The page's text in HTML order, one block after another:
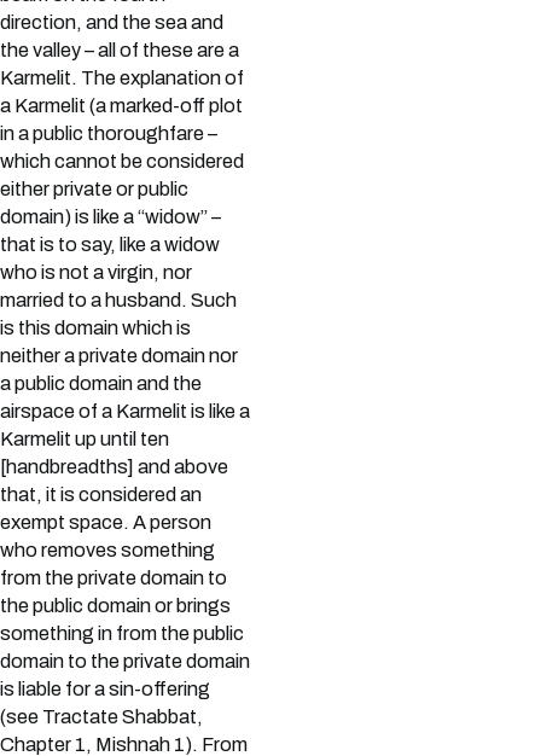
direction, and the sea and
the valley – all of these are a
Karmelit. The explanation of
a Karmelit (a marked-off plot
in a public thoroughfare –
which cannot be considered
either private or public
domain) is like a “widow” –
that is to say, like a widow
who is not a virgin, nor
married to a husband. Such
is this domain which is
neither a private domain nor
a public domain and the
airspace of a Karmelit is like a
Karmelit up until ten
[handbreadths] and above
that, it is considered an
exempt space. A person
who removes something
from the private domain to
the public domain or brings
something in from the public
domain to the private domain
is liable for a sin-offering
(see Tractate Shabbat,
Chapter 1, Mishnah 1). From